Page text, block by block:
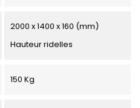
2000 x 1400 x 160 (mm)
Hauteur ridelles
150 Kg